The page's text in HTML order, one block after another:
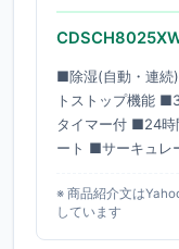
■除湿(自動・連
トストップ機能
タイマー付 ■24時
ート ■サーキュレ
※ 商品紹介文は
しています